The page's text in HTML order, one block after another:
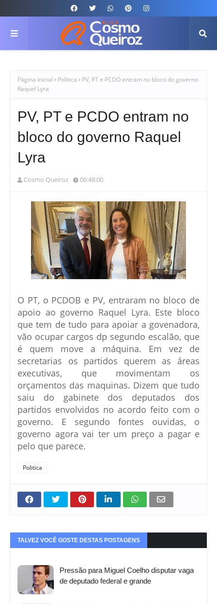
Página inicial Politica
PV, PT e PCDO entram no bloco do governo
Raquel Lyra
PV, PT e PCDO entram no
bloco do governo Raquel
Lyra
Cosmo Queiroz 06:48:00
O PT, o PCDOB e PV, entraram no bloco de
apoio ao governo Raquel Lyra. Este bloco
que tem de tudo para apoiar a govenadora,
vão ocupar cargos dp segundo escalão, que
é quem move a máquina. Em vez de
secretarias os partidos querem as áreas
executivas, que movimentam os
orçamentos das maquinas. Dizem que tudo
saiu do gabinete dos deputados dos
partidos envolvidos no acordo feito com o
governo. E segundo fontes ouvidas, o
governo agora vai ter um preço a pagar e
pelo que parece.
Politica
TALVEZ VOCÊ GOSTE DESTAS POSTAGENS
Pressão para Miguel Coelho disputar vaga
de deputado federal e grande